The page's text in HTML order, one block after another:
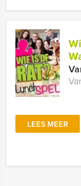
LEES MEER